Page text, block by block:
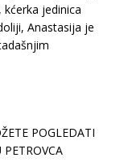
jedinica
Anastasija je
POGLEDATI